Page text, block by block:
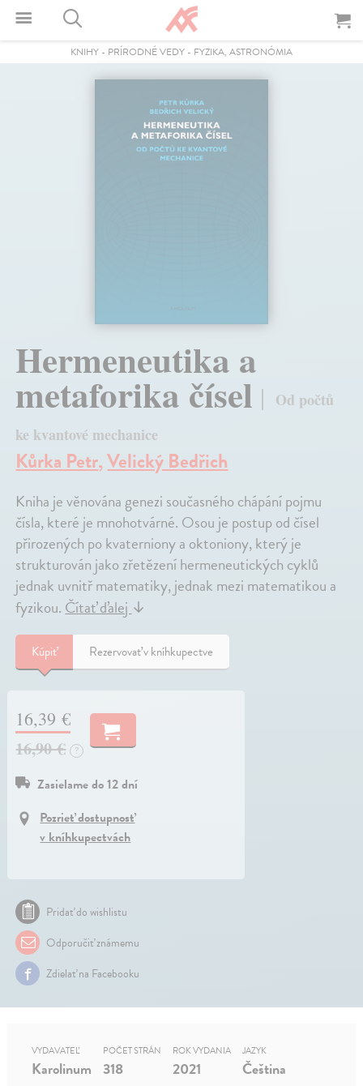
KNIHY - PRÍRODNÉ VEDY - FYZIKA, ASTRONÓMIA
Hermeneutika a
metaforika čísel
Od počtů
ke kvantové mechanice
Kůrka Petr,Velický Bedřich
Kniha je věnována genezi současného chápání pojmu
čísla, které je mnohotvárné. Osou je postup od čísel
přirozených po kvaterniony a oktoniony, který je
strukturován jako zřetězení hermeneutických cyklů
jednak uvnitř matematiky, jednak mezi matematikou a
fyzikou. Čítať ďalej ↓
Kúpiť Rezervovať v kníhkupectve
16,39 €
16,90 €
?
Zasielame do 12 dní
Pozrieť dostupnosť
v kníhkupectvách
Pridať do wishlistu
Odporučiť známemu
Zdielať na Facebooku
VYDAVATEĽ
Karolinum
POČET STRÁN
318
ROK VYDANIA
2021
JAZYK
Čeština